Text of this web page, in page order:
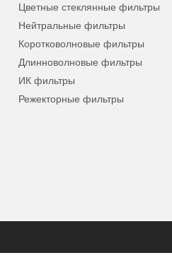
Цветные стеклянные фильтры
Нейтральные фильтры
Коротковолновые фильтры
Длинноволновые фильтры
ИК фильтры
Режекторные фильтры